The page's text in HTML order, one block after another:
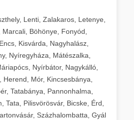
Lenti, Zalakaros, Letenye,
Marcali, Böhönye, Fonyód,
Kisvárda, Nagyhalász,
Nyíregyháza, Mátészalka,
Nyírbátor, Nagykálló,
Herend, Mór, Kincsesbánya,
Tatabánya, Pannonhalma,
Tata, Pilisvörösvár, Bicske, Érd,
Százhalombatta, Gyál